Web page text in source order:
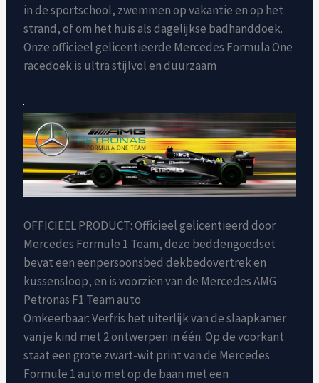
in de sportschool, zwemmen op vakantie en op het
strand, of om het huis als dagelijkse badhanddoek.
Onze officieel gelicentieerde Mercedes Formula One
racedoek is ultra stijlvol en duurzaam
OFFICIEEL PRODUCT: Officieel gelicentieerd door
Mercedes Formule 1 Team, deze beddengoedset
bevat een eenpersoonsbed dekbedovertrek en
kussensloop, en is voorzien van de Mercedes AMG
Petronas F1 Team auto
Omkeerbaar: Verfris het uiterlijk van de slaapkamer
van je kind met 2 ontwerpen in één. Op de voorkant
staat een grote zwart-wit print van de Mercedes
Formule 1 auto met op de baan met een